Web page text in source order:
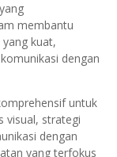
membantu
kuat,
dengan
untuk
visual, strategi
dengan
yang terfokus